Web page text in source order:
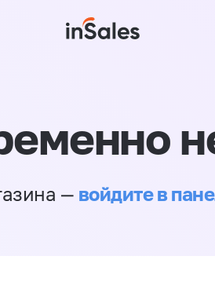
— войдите в